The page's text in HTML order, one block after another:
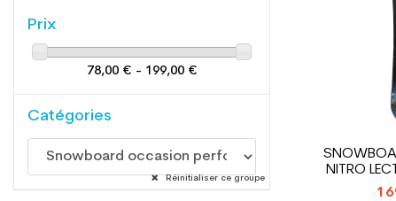
Prix
78,00 € - 199,00 €
Catégories
Réinitialiser ce groupe
NITRO